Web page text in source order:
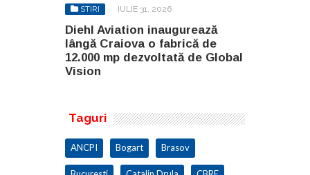
STIRI IULIE 31, 2026
Diehl Aviation inaugurează
lângă Craiova o fabrică de
12.000 mp dezvoltată de Global
Vision
Taguri
ANCPI Bogart Brasov